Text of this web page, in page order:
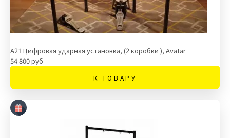
A21 Цифровая ударная установка, (2 коробки ), Avatar
54 800 руб
К ТОВАРУ